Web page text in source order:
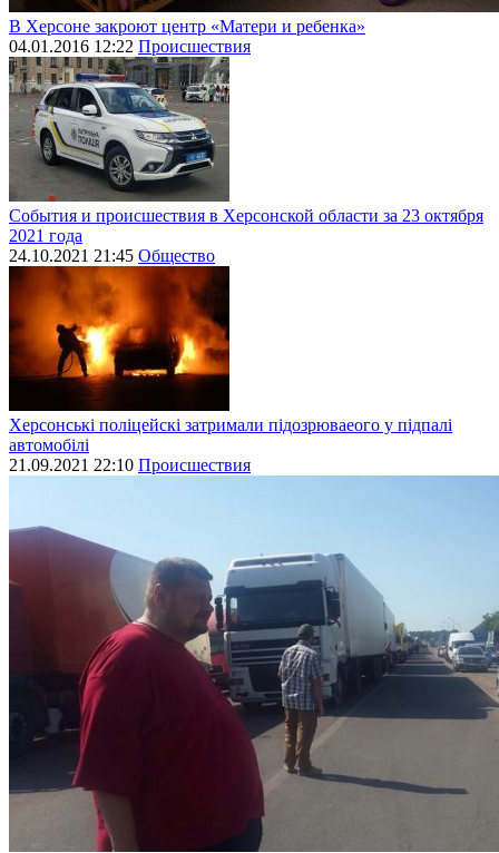
В Херсоне закроют центр «Матери и ребенка»
04.01.2016 12:22 Происшествия
События и происшествия в Херсонской области за 23 октября
2021 года
24.10.2021 21:45 Общество
Херсонські поліцейскі затримали підозрюваеого у підпалі
автомобілі
21.09.2021 22:10 Происшествия